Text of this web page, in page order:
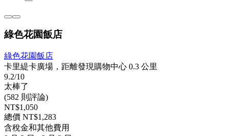
綠色花園飯店
綠色花園飯店
卡里緹卡廣場，距離發現購物中心 0.3 公里
9.2/10
太棒了
(582 則評論)
NT$1,050
總價 NT$1,283
含稅金和其他費用